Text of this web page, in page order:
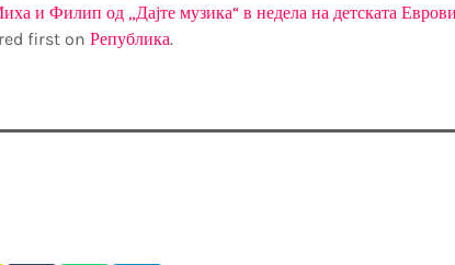
и Филип од „Дајте музика“ в недела на детската
first on Република.